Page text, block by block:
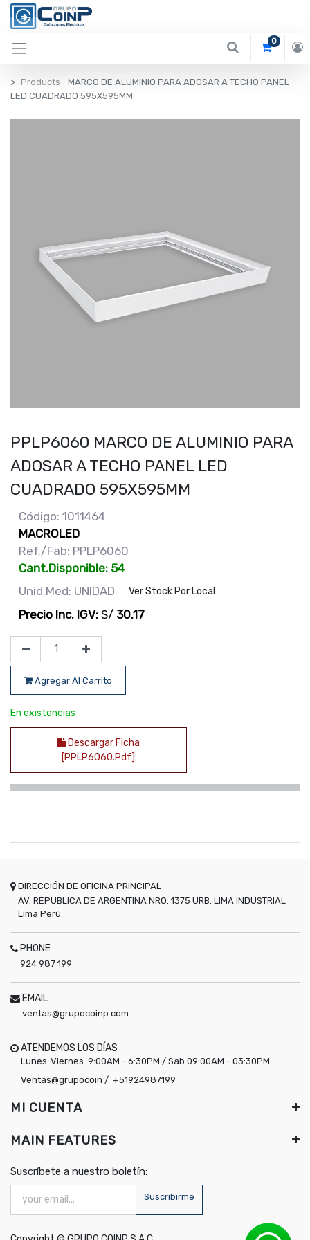
0
Products
MARCO DE ALUMINIO PARA ADOSAR A TECHO PANEL
LED CUADRADO 595X595MM
PPLP6060 MARCO DE ALUMINIO PARA
ADOSAR A TECHO PANEL LED
CUADRADO 595X595MM
Código: 1011464
MACROLED
Ref./Fab: PPLP6060
Cant.Disponible: 54
Unid.Med: UNIDAD
Ver Stock Por Local
Precio Inc. IGV: S/ 30.17
Agregar Al Carrito
En existencias
Descargar Ficha
[PPLP6060.pdf]
DIRECCIÓN DE OFICINA PRINCIPAL
AV. REPUBLICA DE ARGENTINA NRO. 1375 URB. LIMA INDUSTRIAL
Lima Perú
PHONE
924 987 199
EMAIL
ventas@grupocoinp.com
ATENDEMOS LOS DÍAS
Lunes-Viernes 9:00AM - 6:30PM / Sab 09:00AM - 03:30PM
Ventas@grupocoin / +51924987199
MI CUENTA
MAIN FEATURES
Suscríbete a nuestro boletín:
Suscribirme